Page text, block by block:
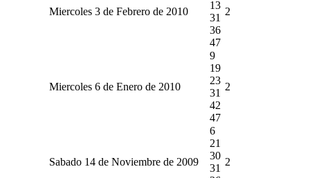
Miercoles 3 de Febrero de 2010
13
31
36
47
2
Miercoles 6 de Enero de 2010
9
19
23
31
42
47
2
Sabado 14 de Noviembre de 2009
6
21
30
31
2